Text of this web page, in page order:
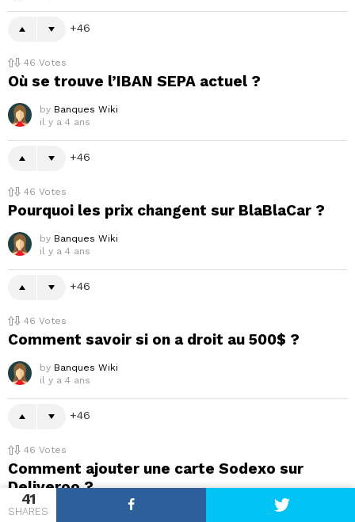
41
SHARES
46
46 Votes
Où se trouve l’IBAN SEPA actuel ?
by Banques Wiki
il y a 4 ans
46
46 Votes
Pourquoi les prix changent sur BlaBlaCar ?
by Banques Wiki
il y a 4 ans
46
46 Votes
Comment savoir si on a droit au 500$ ?
by Banques Wiki
il y a 4 ans
46
46 Votes
Comment ajouter une carte Sodexo sur
Deliveroo ?
by